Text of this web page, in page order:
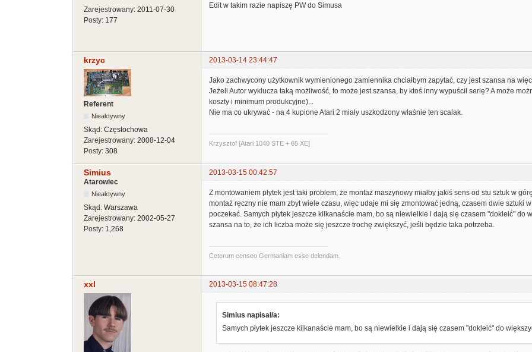
Zarejestrowany: 2011-07-30
Posty: 177
Edit w takim razie napiszę PW do Simusa
krzyc 2013-03-14 23:44:47
Referent
Nieaktywny
Skąd: Częstochowa
Zarejestrowany: 2008-12-04
Posty: 308
Jako zachwycony użytkownik wymienionego zamiennika chciałbym zapytać, czy jest szansa na
Jeżeli Autor wyklucza taką możliwość, to może jest szansa, by ktoś inny wypuścił serię? A może
koszty i minimum produkcyjne)...
Nie ma co ukrywać - na 4 kupione Atari 2 miały uszkodzony właśnie ten scalak.
Krzysztof [Atari 1040 STE + 65 XE]
Simius
2013-03-15 00:42:57
Atarowiec
Nieaktywny
Skąd: Warszawa
Zarejestrowany: 2002-05-27
Posty: 1,268
Z montowaniem płytek jest taki problem, że montaż maszynowy miałby jakiś sens od stu sztuk w
montaż ręczny nie mam zbyt wiele czasu, więc udaje mi się zmontować jedną, czasem dwie sztuki
poczekać. Samych płytek jeszcze kilkanaście mam, bo są niewielkie i dają się czasem "dokleić" do
szansa na to, że ich liczba może się jeszcze trochę zwiększyć, jeśli będzie taka potrzeba.
Ceterum censeo Germaniam esse delendam.
xxl 2013-03-15 08:47:28
Simius napisał/a:
Samych płytek jeszcze kilkanaście mam, bo są niewielkie i dają się czasem "dokleić" do